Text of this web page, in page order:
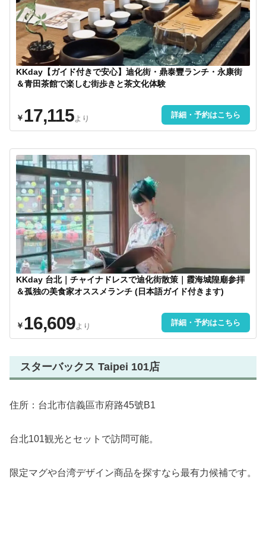
KKday【ガイド付きで安心】迪化街・鼎泰豐ランチ・永康街
＆青田茶館で楽しむ街歩きと茶文化体験
￥ 17,115より 詳細・予約はこちら
KKday 台北｜チャイナドレスで迪化街散策｜霞海城隍廟参拝
＆孤独の美食家オススメランチ (日本語ガイド付きます)
￥ 16,609より 詳細・予約はこちら
スターバックス Taipei 101店
住所：台北市信義區市府路45號B1
台北101観光とセットで訪問可能。
限定マグや台湾デザイン商品を探すなら最有力候補です。